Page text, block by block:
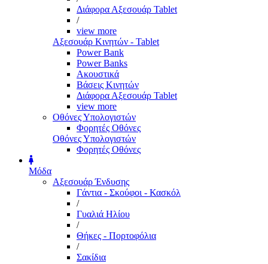
Διάφορα Αξεσουάρ Tablet
/
view more
Αξεσουάρ Κινητών - Tablet
Power Bank
Power Banks
Ακουστικά
Βάσεις Κινητών
Διάφορα Αξεσουάρ Tablet
view more
Οθόνες Υπολογιστών
Φορητές Οθόνες
Οθόνες Υπολογιστών
Φορητές Οθόνες
Μόδα
Αξεσουάρ Ένδυσης
Γάντια - Σκούφοι - Κασκόλ
/
Γυαλιά Ηλίου
/
Θήκες - Πορτοφόλια
/
Σακίδια